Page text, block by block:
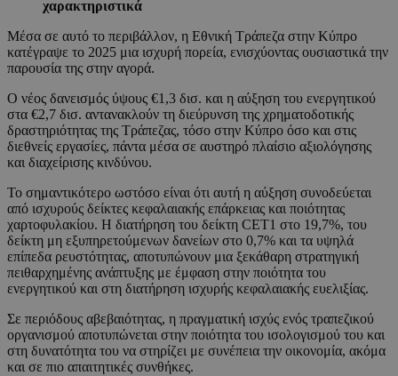
χαρακτηριστικά
Μέσα σε αυτό το περιβάλλον, η Εθνική Τράπεζα στην Κύπρο
κατέγραψε το 2025 μια ισχυρή πορεία, ενισχύοντας ουσιαστικά την
παρουσία της στην αγορά.
Ο νέος δανεισμός ύψους €1,3 δισ. και η αύξηση του ενεργητικού
στα €2,7 δισ. αντανακλούν τη διεύρυνση της χρηματοδοτικής
δραστηριότητας της Τράπεζας, τόσο στην Κύπρο όσο και στις
διεθνείς εργασίες, πάντα μέσα σε αυστηρό πλαίσιο αξιολόγησης
και διαχείρισης κινδύνου.
Το σημαντικότερο ωστόσο είναι ότι αυτή η αύξηση συνοδεύεται
από ισχυρούς δείκτες κεφαλαιακής επάρκειας και ποιότητας
χαρτοφυλακίου. Η διατήρηση του δείκτη CET1 στο 19,7%, του
δείκτη μη εξυπηρετούμενων δανείων στο 0,7% και τα υψηλά
επίπεδα ρευστότητας, αποτυπώνουν μια ξεκάθαρη στρατηγική
πειθαρχημένης ανάπτυξης με έμφαση στην ποιότητα του
ενεργητικού και στη διατήρηση ισχυρής κεφαλαιακής ευελιξίας.
Σε περιόδους αβεβαιότητας, η πραγματική ισχύς ενός τραπεζικού
οργανισμού αποτυπώνεται στην ποιότητα του ισολογισμού του και
στη δυνατότητα του να στηρίζει με συνέπεια την οικονομία, ακόμα
και σε πιο απαιτητικές συνθήκες.